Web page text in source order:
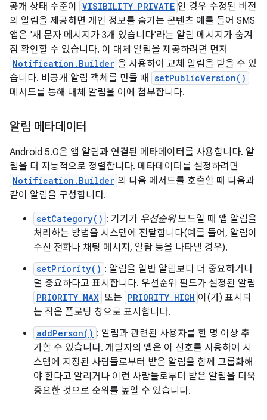
공개 상태 수준이
VISIBILITY_PRIVATE 인 경우 수정된 버전
의 알림을 제공하면 개인 정보를 숨기는 콘텐츠 예를 들어 SMS
앱은 '새 문자 메시지가 3개 있습니다'라는 알림 메시지가 숨겨
짐 확인할 수 있습니다. 이 대체 알림을 제공하려면 먼저
Notification.Builder 을 사용하여 교체 알림을 받을 수 있
습니다. 비공개 알림 객체를 만들 때
setPublicVersion()
메서드를 통해 대체 알림을 이에 첨부합니다.
알림 메타데이터
Android 5.0은 앱 알림과 연결된 메타데이터를 사용합니다. 알
림을 더 지능적으로 정렬합니다. 메타데이터를 설정하려면
Notification.Builder 의 다음 메서드를 호출할 때 다음과
같이 알림을 구성합니다.
setCategory() : 기기가 우선순위모드일 때 앱 알림을
처리하는 방법을 시스템에 전달합니다(예를 들어, 알림이
수신 전화나 채팅 메시지, 알람 등을 나타낼 경우).
setPriority() : 알림을 일반 알림보다 더 중요하거나
덜 중요하다고 표시합니다. 우선순위 필드가 설정된 알림
PRIORITY_MAX 또는 PRIORITY_HIGH 이(가) 표시되
는 작은 플로팅 창으로 표시합니다.
addPerson() : 알림과 관련된 사용자를 한 명 이상 추
가할 수 있습니다. 개발자의 앱은 이 신호를 사용하여 시
스템에 지정된 사람들로부터 받은 알림을 함께 그룹화해
야 한다고 알리거나 이런 사람들로부터 받은 알림을 더욱
중요한 것으로 순위를 높일 수 있습니다.